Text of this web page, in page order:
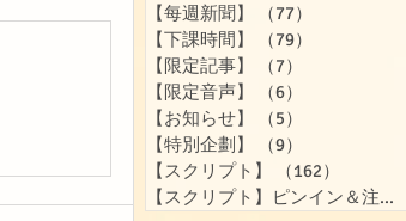
【每週新聞】
（77）
【下課時間】
（79）
【限定記事】
（7）
【限定音声】
（6）
【お知らせ】
（5）
【特別企劃】
（9）
【スクリプト】
（162）
【スクリプト】ピンイン＆注音付き